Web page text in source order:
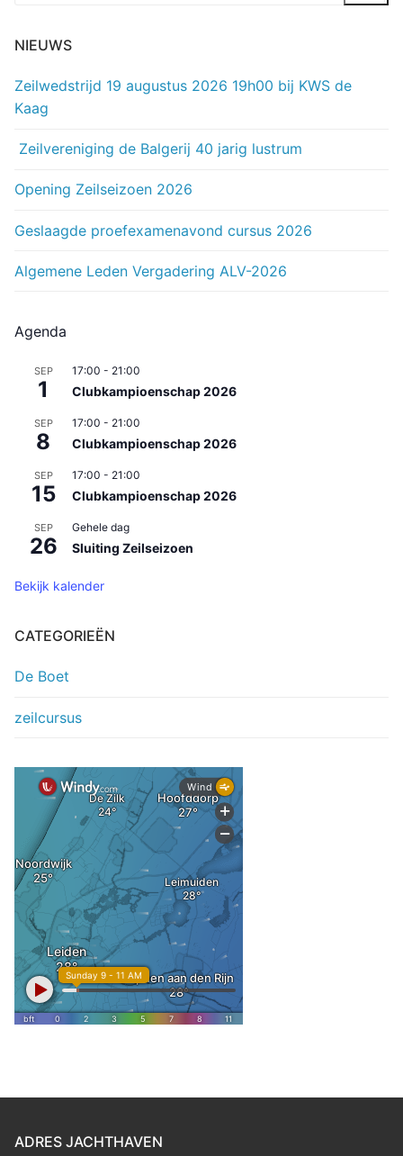
NIEUWS
Zeilwedstrijd 19 augustus 2026 19h00 bij KWS de
Kaag
Zeilvereniging de Balgerij 40 jarig lustrum
Opening Zeilseizoen 2026
Geslaagde proefexamenavond cursus 2026
Algemene Leden Vergadering ALV-2026
Agenda
SEP
1
17:00 - 21:00
Clubkampioenschap 2026
SEP
8
17:00 - 21:00
Clubkampioenschap 2026
SEP
15
17:00 - 21:00
Clubkampioenschap 2026
SEP
26
Gehele dag
Sluiting Zeilseizoen
Bekijk kalender
CATEGORIEËN
De Boet
zeilcursus
ADRES JACHTHAVEN